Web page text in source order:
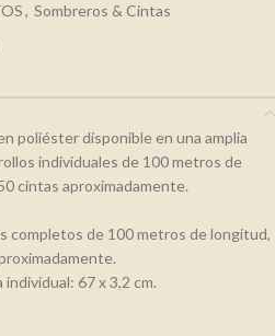
, Sombreros & Cintas
poliéster disponible en una amplia
individuales de 100 metros de
cintas aproximadamente.
completos de 100 metros de longitud,
67 x 3,2 cm.